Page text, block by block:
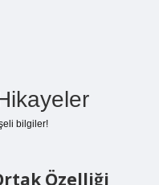
bilgiler!
Özelliği